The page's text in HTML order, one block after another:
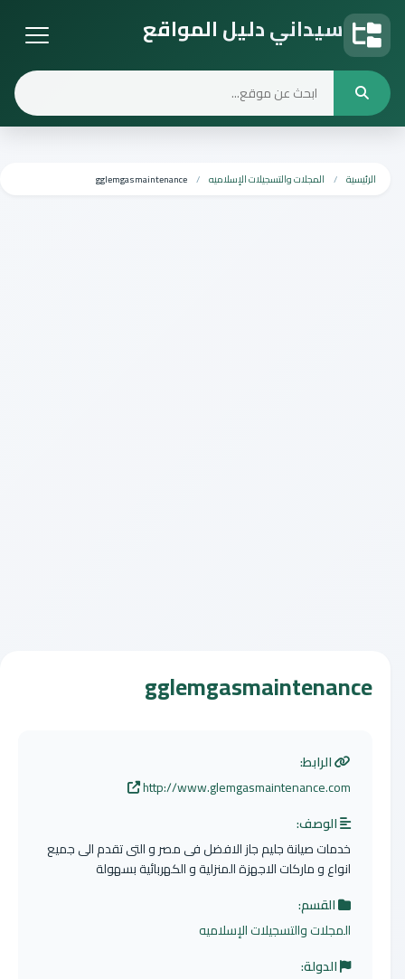
سيداني دليل المواقع
الرئيسية المجلات والتسجيلات الإسلاميه gglemgasmaintenance
gglemgasmaintenance
الرابط:
http://www.glemgasmaintenance.com
الوصف:
خدمات صيانة جليم جاز الافضل فى مصر و التى تقدم الى جميع
انواع و ماركات الاجهزة المنزلية و الكهربائية بسهولة
القسم:
المجلات والتسجيلات الإسلاميه
الدولة: